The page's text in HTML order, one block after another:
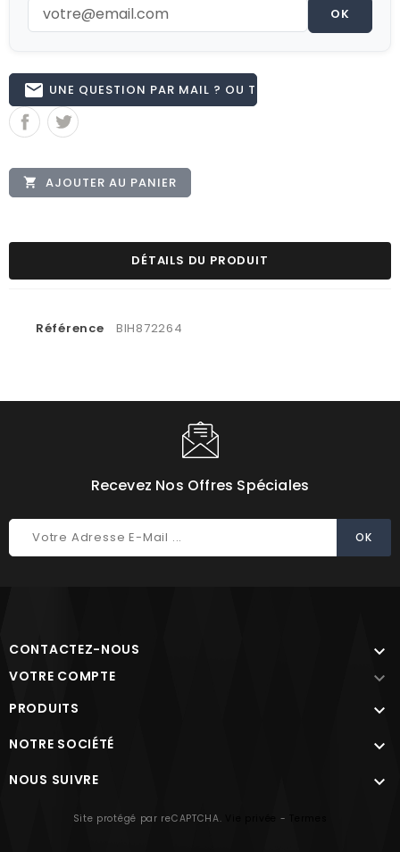
OK
email UNE QUESTION PAR MAIL ? OU TÉL 02.51.62.16.59
 AJOUTER AU PANIER
DÉTAILS DU PRODUIT
Référence BIH872264
Recevez Nos Offres Spéciales
CONTACTEZ-NOUS 
VOTRE COMPTE 
PRODUITS 
NOTRE SOCIÉTÉ 
NOUS SUIVRE 
Site protégé par reCAPTCHA. -